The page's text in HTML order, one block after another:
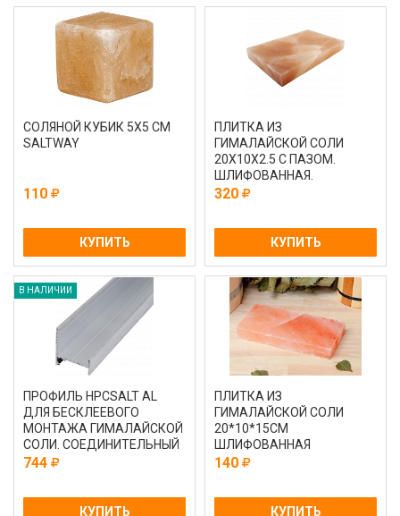
СОЛЯНОЙ КУБИК 5Х5 СМ
SALTWAY
110
КУПИТЬ
ПЛИТКА ИЗ
ГИМАЛАЙСКОЙ СОЛИ
20Х10Х2.5 С ПАЗОМ.
ШЛИФОВАННАЯ.
НЕТОРЦОВАННАЯ
320
КУПИТЬ
В НАЛИЧИИ
ПРОФИЛЬ HPCSALT AL
ДЛЯ БЕСКЛЕЕВОГО
МОНТАЖА ГИМАЛАЙСКОЙ
СОЛИ. СОЕДИНИТЕЛЬНЫЙ
3 МЕТРА
744
КУПИТЬ
ПЛИТКА ИЗ
ГИМАЛАЙСКОЙ СОЛИ
20*10*15СМ
ШЛИФОВАННАЯ
140
КУПИТЬ